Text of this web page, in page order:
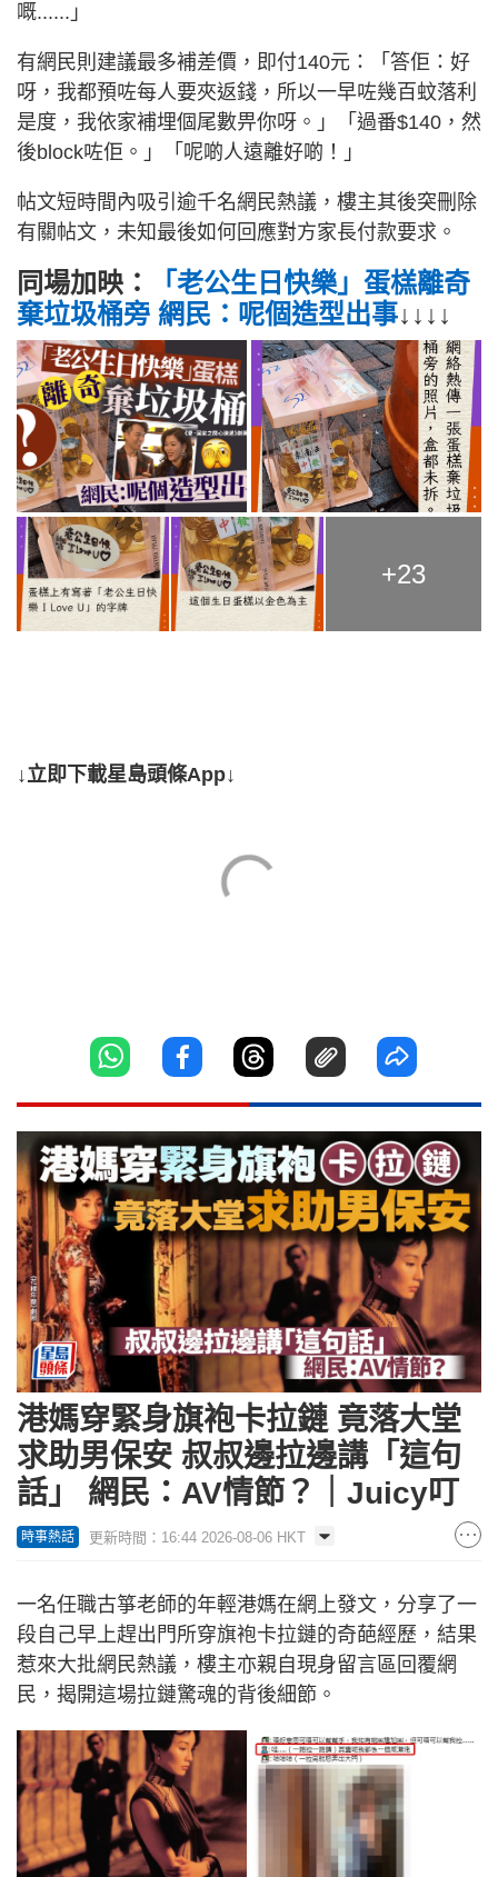
嘅......」
有網民則建議最多補差價，即付140元：「答佢：好
呀，我都預咗每人要夾返錢，所以一早咗幾百蚊落利
是度，我依家補埋個尾數畀你呀。」「過番$140，然
後block咗佢。」「呢啲人遠離好啲！」
帖文短時間內吸引逾千名網民熱議，樓主其後突刪除
有關帖文，未知最後如何回應對方家長付款要求。
同場加映：
「老公生日快樂」蛋榚離奇
棄垃圾桶旁 網民：呢個造型出事↓↓↓↓
+23
↓立即下載星島頭條App↓
港媽穿緊身旗袍卡拉鏈 竟落大堂
求助男保安 叔叔邊拉邊講「這句
話」 網民：AV情節？｜Juicy叮
時事熱話 更新時間：16:44 2026-08-06 HKT
一名任職古箏老師的年輕港媽在網上發文，分享了一
段自己早上趕出門所穿旗袍卡拉鏈的奇葩經歷，結果
惹來大批網民熱議，樓主亦親自現身留言區回覆網
民，揭開這場拉鏈驚魂的背後細節。